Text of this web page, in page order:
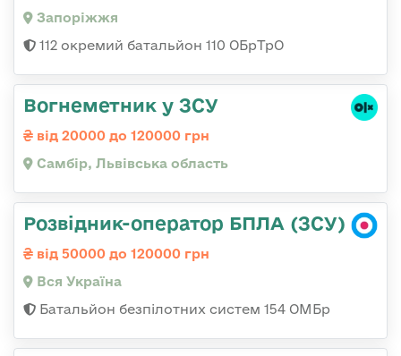
Запоріжжя
112 окремий батальйон 110 ОБрТрО
Вогнеметник у ЗСУ
від 20000 до 120000 грн
Самбір, Львівська область
Розвідник-оператор БПЛА (ЗСУ)
від 50000 до 120000 грн
Вся Україна
Батальйон безпілотних систем 154 ОМБр